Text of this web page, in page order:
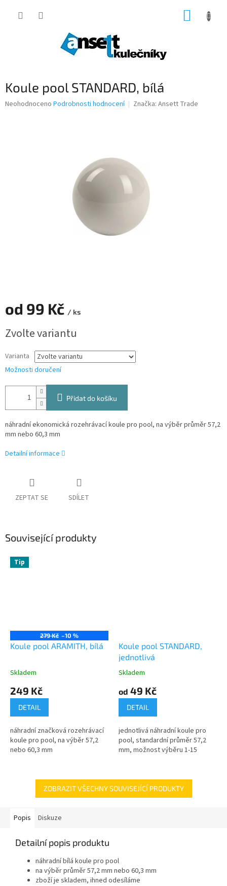
Koule pool STANDARD, bílá
Průměrné
Neohodnoceno Podrobnosti hodnocení Značka: Ansett Trade
od 99 Kč / ks
cena:
Zvolte variantu
Varianta
Možnosti doručení
Přidat do košíku
náhradní ekonomická rozehrávací koule pro pool, na výběr průměr 57,2
mm nebo 60,3 mm
Detailní informace
ZEPTAT SE SDÍLET
Související produkty
Tip
279 Kč –10 %
Koule pool ARAMITH, bílá
Skladem
249 Kč
DETAIL
náhradní značková rozehrávací
koule pro pool, na výběr 57,2
nebo 60,3 mm
Koule pool STANDARD,
jednotlivá
Skladem
od 49 Kč
DETAIL
jednotlivá náhradní koule pro
pool, standardní průměr 57,2
mm, možnost výběru 1-15
ZOBRAZIT VŠECHNY SOUVISEJÍCÍ PRODUKTY
Popis Diskuze
Detailní popis produktu
náhradní bílá koule pro pool
na výběr průměr 57,2 mm nebo 60,3 mm
zboží je skladem, ihned odesíláme